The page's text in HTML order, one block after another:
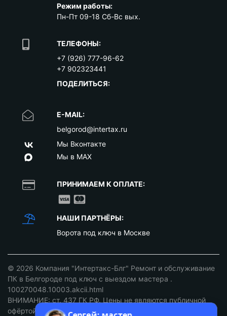
Режим работы:
Пн-Пт 09-18 Сб-Вс вых.
ТЕЛЕФОНЫ:
+7 (926) 777-96-62
+7 902323441
ПОДЕЛИТЬСЯ:
E-MAIL:
belgorod@intertax.ru
Мы Вконтакте
Мы в MAX
ПРИНИМАЕМ К ОПЛАТЕ:
НАШИ ПАРТНЁРЫ:
Ворота под ключ в Москве
© 2026 Компания "Интертакс-Блг" Ремонт и обслуживание
ПК в Белгороде под ключ с выездом мастера .
100270048.10003.akcii.html
ВНИМАНИЕ: ст. 437 ГК РФ. Цены не являются публичной
офёртой уточняйте у наших менеджеров!